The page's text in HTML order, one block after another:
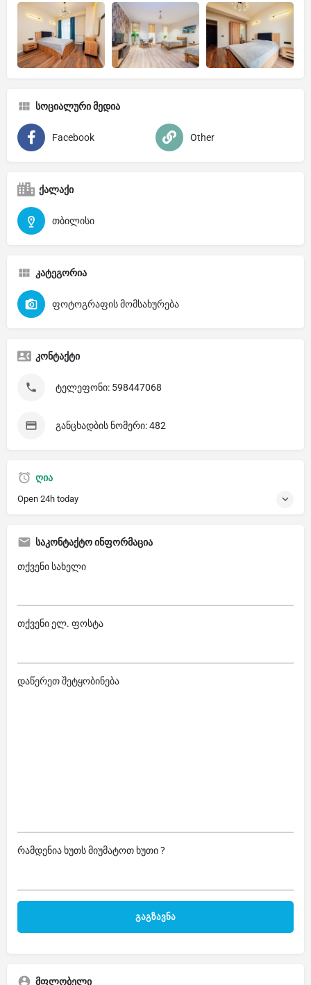
სოციალური მედია
Facebook Other
ქალაქი
თბილისი
კატეგორია
ფოტოგრაფის მომსახურება
კონტაქტი
ტელეფონი: 598447068
განცხადბის ნომერი: 482
ღია
Open 24h today
საკონტაქტო ინფორმაცია
თქვენი სახელი
თქვენი ელ. ფოსტა
დაწერეთ შეტყობინება
რამდენია ხუთს მიუმატოთ ხუთი ?
მფლობელი